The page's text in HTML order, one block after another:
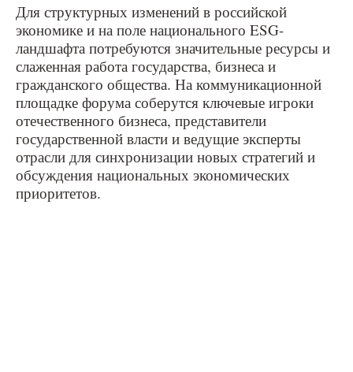
Для структурных изменений в российской
экономике и на поле национального ESG-
ландшафта потребуются значительные ресурсы и
слаженная работа государства, бизнеса и
гражданского общества. На коммуникационной
площадке форума соберутся ключевые игроки
отечественного бизнеса, представители
государственной власти и ведущие эксперты
отрасли для синхронизации новых стратегий и
обсуждения национальных экономических
приоритетов.